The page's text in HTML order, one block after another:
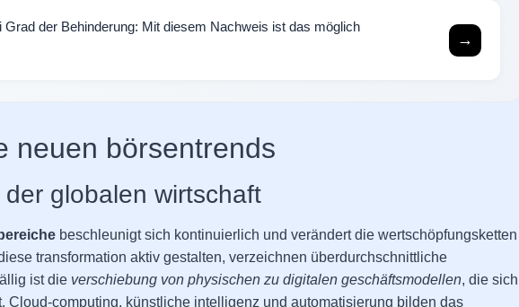
Grad der Behinderung: Mit diesem Nachweis ist das möglich
→
neuen börsentrends
globalen wirtschaft
beschleunigt sich kontinuierlich und verändert die wertschöpfungsketten
transformation aktiv gestalten, verzeichnen überdurchschnittliche
ist die verschiebung von physischen zu digitalen geschäftsmodellen, die sich
Cloud-computing, künstliche intelligenz und automatisierung bilden das